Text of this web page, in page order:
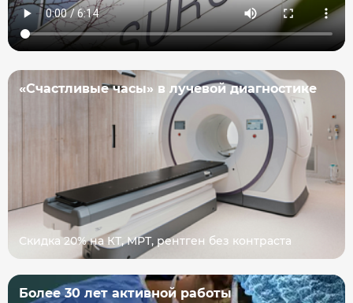
«Счастливые часы» в лучевой диагностике
Скидка 20% на КТ, МРТ, рентген без контраста
Более 30 лет активной работы